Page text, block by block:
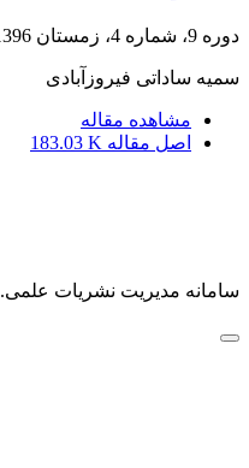
دوره 9، شماره 4، زمستان 1396، صفحه
سمیه ساداتی فیروزآبادی
مشاهده مقاله
اصل مقاله 183.03 K
سامانه مدیریت نشریات علمی.